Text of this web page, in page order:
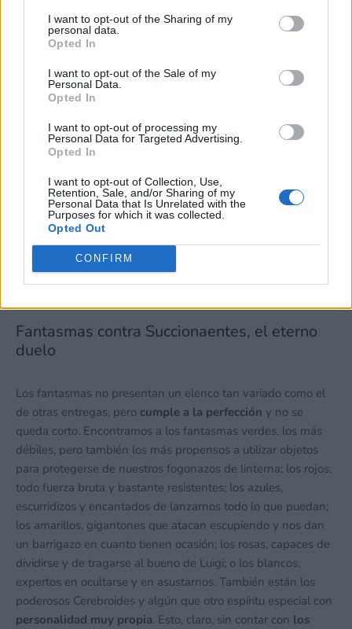
recopilación y uso de datos en nuestra Política de
Privacidad.
terceros por nuestra parte, utilice la siguiente opción de
exclusión y confirme su selección. Tenga en cuenta que
después de que se procese su solicitud de exclusión, es
posible que continúe viendo anuncios basados en intereses
basados en la información personal utilizada por nosotros o
en información personal divulgada a terceros antes de su
Puede optar por no participar en la divulgación adicional de
su información personal por parte de terceros en la Lista de
participantes intermedios de la IAB.
I want to opt-out of the Sharing of my
personal data.
Opted In
I want to opt-out of the Sale of my
Personal Data.
Opted In
I want to opt-out of processing my
Personal Data for Targeted Advertising.
Opted In
I want to opt-out of Collection, Use,
Retention, Sale, and/or Sharing of my
Personal Data that Is Unrelated with the
Purposes for which it was collected.
Opted Out
CONFIRM
Fantasmas contra Succionaentes, el eterno
duelo
Los fantasmas no presentan un elenco tan variado como el
de otras entregas, pero cumple a la perfección y no se
queda corto. Encontramos a los fantasmas verdes, los más
débiles, pero también los más propensos a utilizar objetos
para protegerse de nuestros fogonazos de linterna; los rojos,
todo fuerza bruta y bastante resistentes; los azules,
escurridizos y encantados de lanzarnos todo lo que puedan;
los amarillos, gigantones que atacan escupiendo y nos dan
un barrigazo en cuanto tienen ocasión; los rosas, capaces de
dividirse y de tragarse al bueno de Luigi; o los blancos,
expertos en ocultarse y en asustarnos. También están los
poderosos Cerebroides y algún que otro espíritu especial con
personalidad muy propia. Esto, claro, sin contar con los